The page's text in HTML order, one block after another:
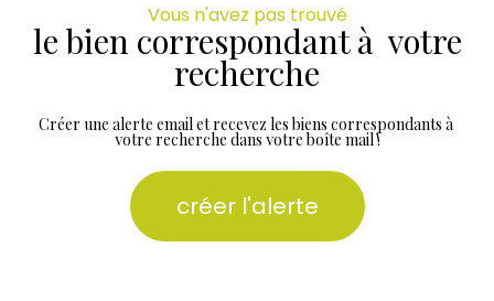
Vous n'avez pas trouvé
le bien correspondant à votre
recherche
Créer une alerte email et recevez les biens correspondants à
votre recherche dans votre boîte mail !
créer l'alerte